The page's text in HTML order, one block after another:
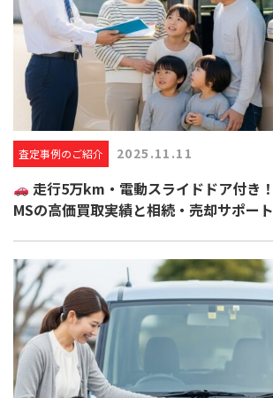
査定事例のご紹介 2025.11.11
走行5万km・電動スライドドア付き
MSの高価買取実績と相続・売却サポー